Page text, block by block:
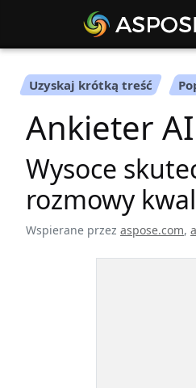
Uzyskaj krótką treść
Ankieter AI
Wysoce
rozmowy
Wspierane przez aspose.com,